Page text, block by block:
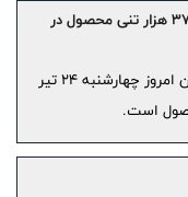
جزئیات عرضه بیش از ۳۷۰ هزار تنی محصول در
تالارهای بورس کالای ایران امروز چهارشنبه ۲۴ تیر